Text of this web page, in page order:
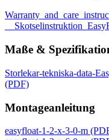
Maße &
Storlekar-tekniska-data-
(PDF)
Montageanleitung
easyfloat-1-2-x-3-0-m